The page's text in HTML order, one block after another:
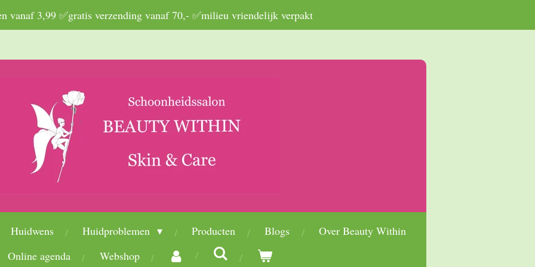
vanaf 3,99 ✅gratis verzending vanaf 70,- ✅milieu vriendelijk verpakt
Huidwens Huidproblemen Producten Blogs
Over Beauty Within
Online agenda
Webshop